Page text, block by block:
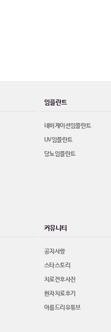
임플란트
네비게이션임플란트
UV임플란트
당뇨임플란트
커뮤니티
공지사항
스타스토리
치료전후사진
환자치료후기
아름드리유튜브